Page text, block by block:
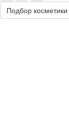
Подбор косметики